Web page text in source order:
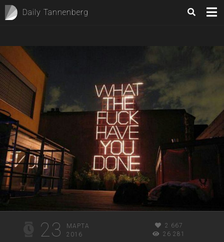
Daily Tannenberg
23
МАРТА
2016
2 667
26 281